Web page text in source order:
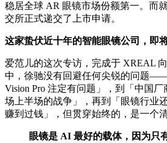
稳居全球 AR 眼镜市场份额第一。而
交所正式递交了上市申请。
这家蛰伏近十年的智能眼镜公司，即
爱范儿的这次专访，完成于 XREAL
中，徐驰没有回避任何尖锐的问题
Vision Pro 注定有问题」，到「中国
场上半场的战争」，再到「眼镜行业
赚到过钱」，但贯穿始终的，是一个
眼镜是 AI 最好的载体，因为只